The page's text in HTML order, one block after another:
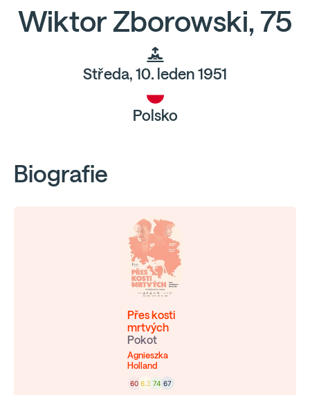
Wiktor Zborowski, 75
Středa, 10. leden 1951
Polsko
Biografie
Přes kosti
mrtvých
Pokot
Agnieszka
Holland
60 6.3 74 67